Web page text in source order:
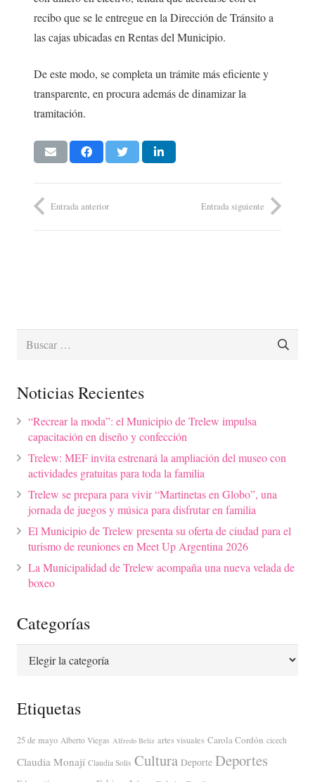
recibo que se le entregue en la Dirección de Tránsito a
las cajas ubicadas en Rentas del Municipio.
De este modo, se completa un trámite más eficiente y
transparente, en procura además de dinamizar la
tramitación.
Entrada anterior Entrada siguiente
Buscar:
Noticias Recientes
“Recrear la moda”: el Municipio de Trelew impulsa
capacitación en diseño y confección
Trelew: MEF invita estrenará la ampliación del museo con
actividades gratuitas para toda la familia
Trelew se prepara para vivir “Martinetas en Globo”, una
jornada de juegos y música para disfrutar en familia
El Municipio de Trelew presenta su oferta de ciudad para el
turismo de reuniones en Meet Up Argentina 2026
La Municipalidad de Trelew acompaña una nueva velada de
boxeo
Categorías
Categorías
Etiquetas
25 de mayo Alberto Viegas Alfredo Beliz artes visuales Carola Cordón cicech
Claudia Monají Claudia Solis Cultura Deporte Deportes